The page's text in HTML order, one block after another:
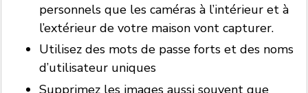
personnels que les caméras à l’intérieur et à
l’extérieur de votre maison vont capturer.
Utilisez des mots de passe forts et des noms
d’utilisateur uniques
Supprimez les images aussi souvent que